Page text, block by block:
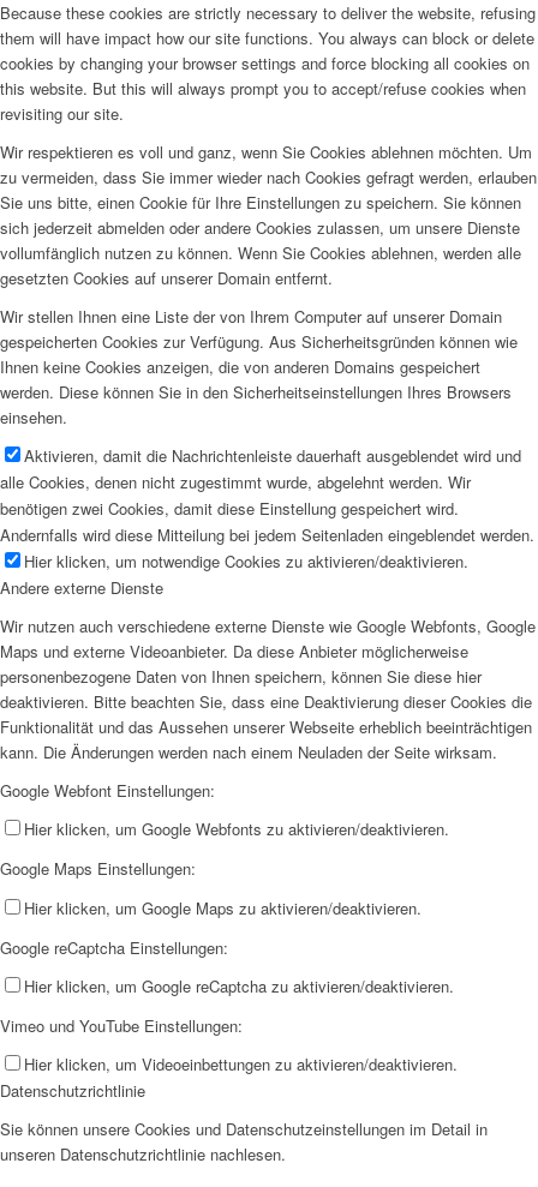
Because these cookies are strictly necessary to deliver the website, refusing
them will have impact how our site functions. You always can block or delete
cookies by changing your browser settings and force blocking all cookies on
this website. But this will always prompt you to accept/refuse cookies when
revisiting our site.
Wir respektieren es voll und ganz, wenn Sie Cookies ablehnen möchten. Um
zu vermeiden, dass Sie immer wieder nach Cookies gefragt werden, erlauben
Sie uns bitte, einen Cookie für Ihre Einstellungen zu speichern. Sie können
sich jederzeit abmelden oder andere Cookies zulassen, um unsere Dienste
vollumfänglich nutzen zu können. Wenn Sie Cookies ablehnen, werden alle
gesetzten Cookies auf unserer Domain entfernt.
Wir stellen Ihnen eine Liste der von Ihrem Computer auf unserer Domain
gespeicherten Cookies zur Verfügung. Aus Sicherheitsgründen können wie
Ihnen keine Cookies anzeigen, die von anderen Domains gespeichert
werden. Diese können Sie in den Sicherheitseinstellungen Ihres Browsers
einsehen.
Aktivieren, damit die Nachrichtenleiste dauerhaft ausgeblendet wird und
alle Cookies, denen nicht zugestimmt wurde, abgelehnt werden. Wir
benötigen zwei Cookies, damit diese Einstellung gespeichert wird.
Andernfalls wird diese Mitteilung bei jedem Seitenladen eingeblendet werden.
Hier klicken, um notwendige Cookies zu aktivieren/deaktivieren.
Andere externe Dienste
Wir nutzen auch verschiedene externe Dienste wie Google Webfonts, Google
Maps und externe Videoanbieter. Da diese Anbieter möglicherweise
personenbezogene Daten von Ihnen speichern, können Sie diese hier
deaktivieren. Bitte beachten Sie, dass eine Deaktivierung dieser Cookies die
Funktionalität und das Aussehen unserer Webseite erheblich beeinträchtigen
kann. Die Änderungen werden nach einem Neuladen der Seite wirksam.
Google Webfont Einstellungen:
Hier klicken, um Google Webfonts zu aktivieren/deaktivieren.
Google Maps Einstellungen:
Hier klicken, um Google Maps zu aktivieren/deaktivieren.
Google reCaptcha Einstellungen:
Hier klicken, um Google reCaptcha zu aktivieren/deaktivieren.
Vimeo und YouTube Einstellungen:
Hier klicken, um Videoeinbettungen zu aktivieren/deaktivieren.
Datenschutzrichtlinie
Sie können unsere Cookies und Datenschutzeinstellungen im Detail in
unseren Datenschutzrichtlinie nachlesen.